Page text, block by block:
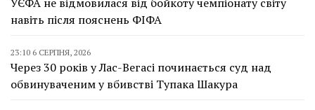
навіть після пояснень ФІФА
23:10 6 СЕРПНЯ, 2026
Через 30 років у Лас-Вегасі починається суд над
обвинуваченим у вбивстві Тупака Шакура